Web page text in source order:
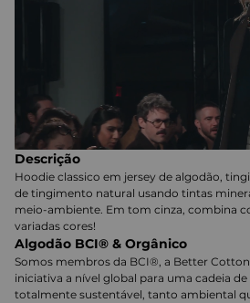
Descrição
Hoodie classico em jersey de algodão,
de tingimento natural usando tintas
meio-ambiente. Em tom cinza, combina
variadas cores!
Algodão BCI® & Orgânico
Somos membros da BCI®, a Better
iniciativa a nível global para uma cadeia
totalmente sustentável, tanto ambiental